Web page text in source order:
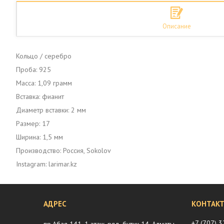
Описание
Кольцо / серебро
Проба: 925
Масса: 1,09 грамм
Вставка: фианит
Диаметр вставки: 2 мм
Размер: 17
Ширина: 1,5 мм
Производство: Россия, Sokolov
Instagram: larimar.kz